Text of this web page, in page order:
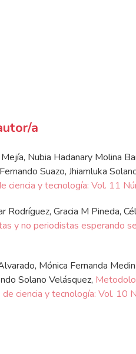
a
Nubia Hadanary Molina
Suazo, Jhiamluka
ciencia y tecnología: Vol. 11
Rodríguez, Gracia M Pineda,
y no periodistas esperando
Mónica Fernanda
Solano Velásquez,
de ciencia y tecnología: Vol. 10